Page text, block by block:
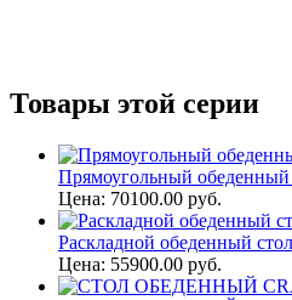
Товары этой серии
Прямоугольный обеденный
Цена: 70100.00 руб.
Раскладной обеденный
Цена: 55900.00 руб.